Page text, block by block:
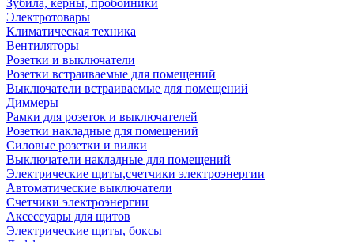
Зубила, керны, пробойники
Электротовары
Климатическая техника
Вентиляторы
Розетки и выключатели
Розетки встраиваемые для помещений
Выключатели встраиваемые для помещений
Диммеры
Рамки для розеток и выключателей
Розетки накладные для помещений
Силовые розетки и вилки
Выключатели накладные для помещений
Электрические щиты,счетчики электроэнергии
Автоматические выключатели
Счетчики электроэнергии
Аксессуары для щитов
Электрические щиты, боксы